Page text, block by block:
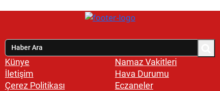
Künye
İletişim
Çerez Politikası
Namaz Vakitleri
Hava Durumu
Eczaneler